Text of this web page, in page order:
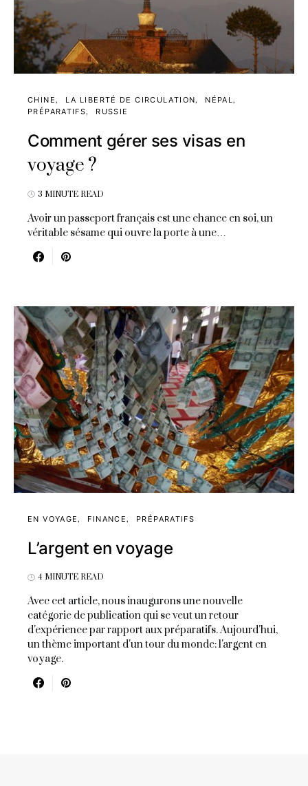
CHINE LA LIBERTÉ DE CIRCULATION
NÉPAL
PRÉPARATIFS
RUSSIE
Comment gérer ses visas en
voyage ?
3 MINUTE READ
Avoir un passeport français est une chance en soi, un
véritable sésame qui ouvre la porte à une…
EN VOYAGE FINANCE PRÉPARATIFS
L’argent en voyage
4 MINUTE READ
Avec cet article, nous inaugurons une nouvelle
catégorie de publication qui se veut un retour
d'expérience par rapport aux préparatifs. Aujourd'hui,
un thème important d'un tour du monde: l'argent en
voyage.